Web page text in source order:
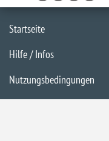
Startseite
Hilfe / Infos
Nutzungsbedingungen